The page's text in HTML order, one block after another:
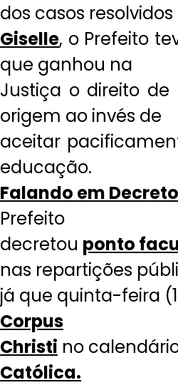
dos casos
Giselle, o Prefeito
que ganhou na
Justiça o direito
origem ao invés de
aceitar
educação.
Falando em
Prefeito
decretou ponto
nas repartições
já que quinta-feira
Corpus
Christi no
Católica.